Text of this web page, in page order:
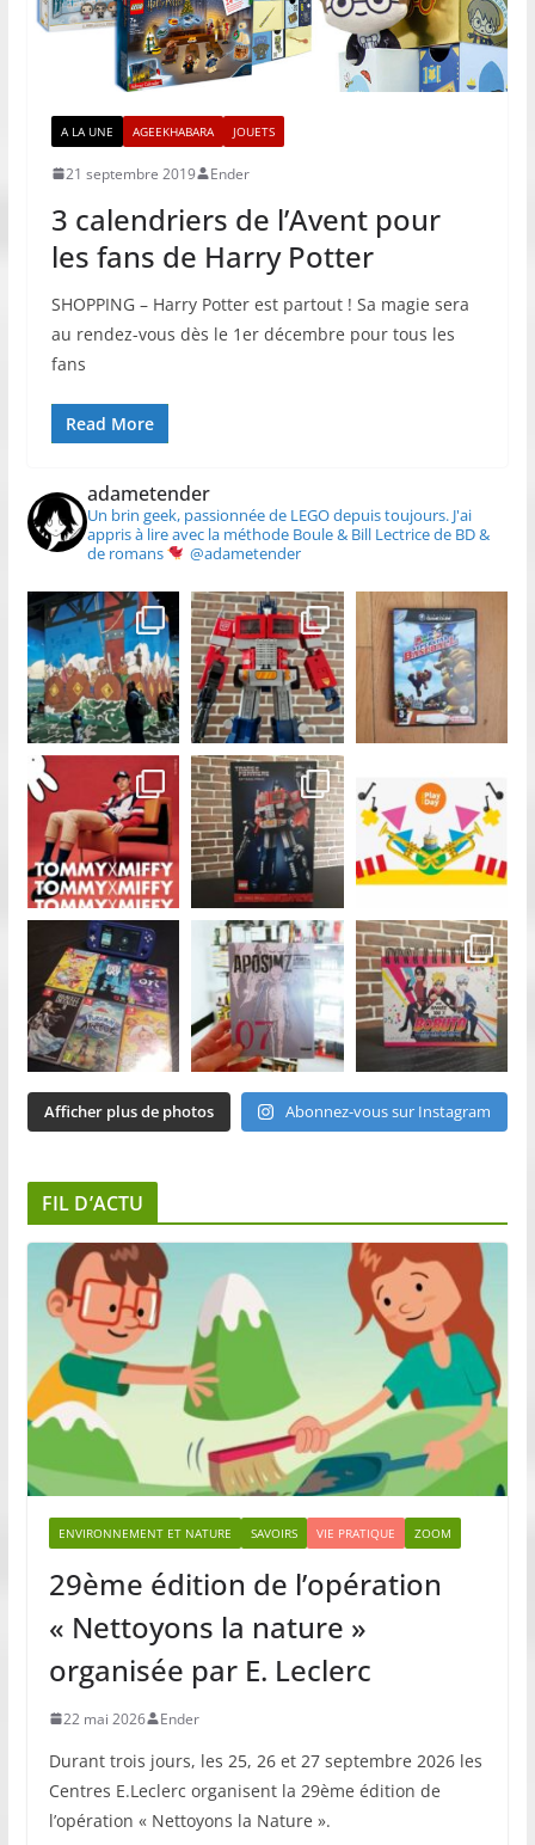
A LA UNE AGEEKHABARA JOUETS
21 septembre 2019 Ender
3 calendriers de l’Avent pour
les fans de Harry Potter
SHOPPING – Harry Potter est partout ! Sa magie sera
au rendez-vous dès le 1er décembre pour tous les
fans
Read More
adametender
Un brin geek, passionnée de LEGO depuis toujours.J'ai
appris à lire avec la méthode Boule & Bill Lectrice de BD &
de romans
@adametender
Afficher plus de photos Abonnez-vous sur Instagram
FIL D’ACTU
ENVIRONNEMENT ET NATURE SAVOIRS VIE PRATIQUE ZOOM
29ème édition de l’opération
« Nettoyons la nature »
organisée par E. Leclerc
22 mai 2026 Ender
Durant trois jours, les 25, 26 et 27 septembre 2026 les
Centres E.Leclerc organisent la 29ème édition de
l’opération « Nettoyons la Nature ».